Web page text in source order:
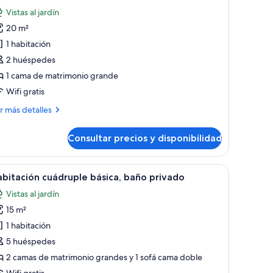
Vistas al jardín
20 m²
1 habitación
2 huéspedes
1 cama de matrimonio grande
Wifi gratis
más detalles
Consultar precios y disponibilidad
cubre la cama, y un bolso cuelga de la pared.
de noche con botella de agua y vasos, y una puerta rústica al fondo.
Una habitación con dos camas, una mesita
27 cuádruple básica, baño privado
Vistas al jardín
15 m²
1 habitación
5 huéspedes
2 camas de matrimonio grandes y 1 sofá cama doble